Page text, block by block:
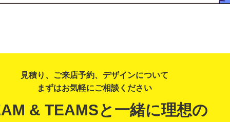
見積り、ご来店予約、デザインについて
まずはお気軽にご相談ください
& TEAMSと一緒に理想の